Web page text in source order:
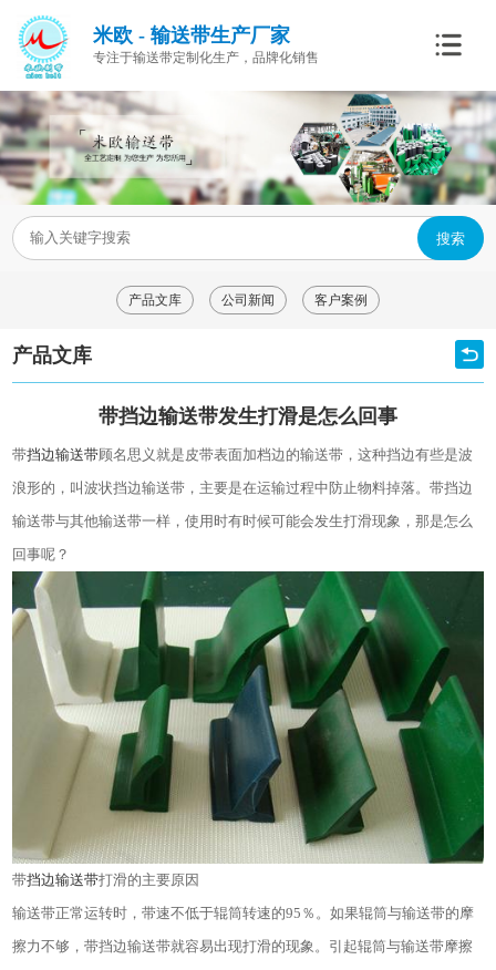
米欧 - 输送带生产厂家
专注于输送带定制化生产，品牌化销售
搜索
产品文库 公司新闻 客户案例
产品文库
带挡边输送带发生打滑是怎么回事
带挡边输送带顾名思义就是皮带表面加档边的输送带，这种挡边有些是波
浪形的，叫波状挡边输送带，主要是在运输过程中防止物料掉落。带挡边
输送带与其他输送带一样，使用时有时候可能会发生打滑现象，那是怎么
回事呢？
带挡边输送带打滑的主要原因
输送带正常运转时，带速不低于辊筒转速的95 ％。如果辊筒与输送带的摩
擦力不够，带挡边输送带就容易出现打滑的现象。引起辊筒与输送带摩擦